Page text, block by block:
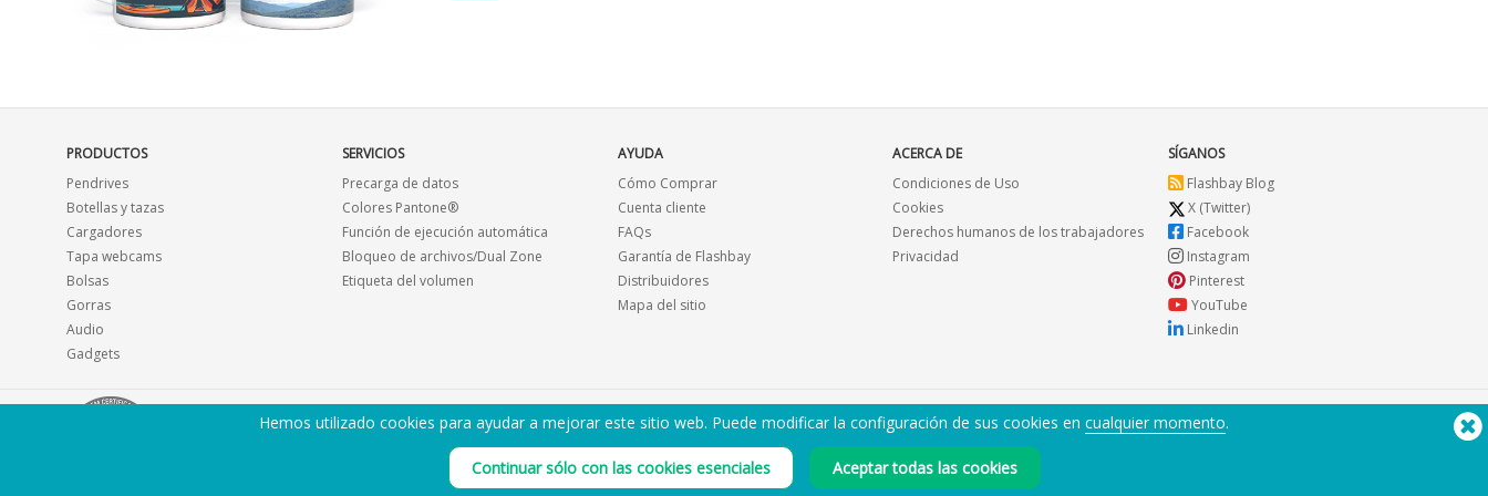
PRODUCTOS
Pendrives
Botellas y tazas
Cargadores
Tapa webcams
Bolsas
Gorras
Audio
Gadgets
SERVICIOS
Precarga de datos
Colores Pantone®
Función de ejecución automática
Bloqueo de archivos/Dual Zone
Etiqueta del volumen
AYUDA
Cómo Comprar
Cuenta cliente
FAQs
Garantía de Flashbay
Distribuidores
Mapa del sitio
ACERCA DE
Condiciones de Uso
Cookies
Derechos humanos de los trabajadores
Privacidad
SÍGANOS
Flashbay Blog
X (Twitter)
Facebook
Instagram
Pinterest
YouTube
Linkedin
ENVÍAME POR EMAIL EL CATÁLOGO EN PDF
¿Necesita ayuda? Tlf:
Hemos utilizado cookies para ayudar a mejorar este sitio web. Puede modificar la configuración de sus cookies en cualquier momento.
Continuar sólo con las cookies esenciales Aceptar todas las cookies